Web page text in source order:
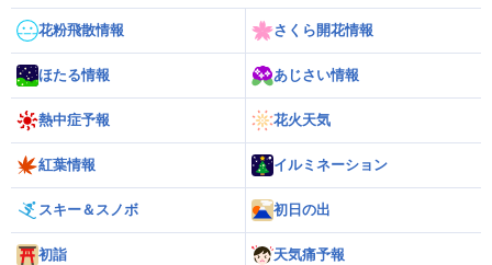
花粉飛散情報 さくら開花情報
ほたる情報 あじさい情報
熱中症予報 花火天気
紅葉情報 イルミネーション
スキー＆スノボ 初日の出
初詣 天気痛予報